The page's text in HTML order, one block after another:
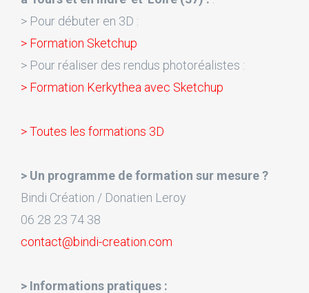
> Pour débuter en 3D :
> Formation Sketchup
> Pour réaliser des rendus photoréalistes :
> Formation Kerkythea avec Sketchup
> Toutes les formations 3D
> Un programme de formation sur mesure ?
Bindi Création / Donatien Leroy
06 28 23 74 38
contact@bindi-creation.com
> Informations pratiques :